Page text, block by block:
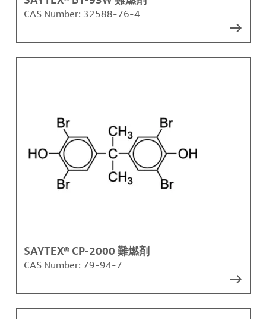
CAS Number: 32588-76-4
SAYTEX® CP-2000 難燃剤
CAS Number: 79-94-7